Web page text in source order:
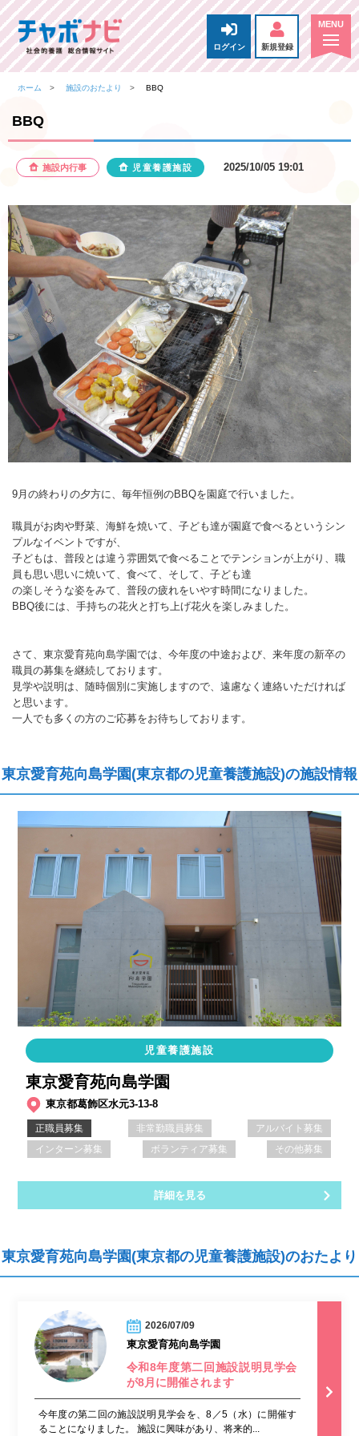
ログイン 新規登録
ホーム 施設のおたより BBQ
BBQ
施設内行事 児童養護施設 2025/10/05 19:01
9月の終わりの夕方に、毎年恒例のBBQを園庭で行いました。
職員がお肉や野菜、海鮮を焼いて、子ども達が園庭で食べるというシン
プルなイベントですが、
子どもは、普段とは違う雰囲気で食べることでテンションが上がり、職
員も思い思いに焼いて、食べて、そして、子ども達
の楽しそうな姿をみて、普段の疲れをいやす時間になりました。
BBQ後には、手持ちの花火と打ち上げ花火を楽しみました。
さて、東京愛育苑向島学園では、今年度の中途および、来年度の新卒の
職員の募集を継続しております。
見学や説明は、随時個別に実施しますので、遠慮なく連絡いただければ
と思います。
一人でも多くの方のご応募をお待ちしております。
東京愛育苑向島学園(東京都の児童養護施設)の施設情報
児童養護施設
東京愛育苑向島学園
東京都葛飾区水元3-13-8
正職員募集 非常勤職員募集
アルバイト募集
インターン募集
ボランティア募集 その他募集
詳細を見る
東京愛育苑向島学園(東京都の児童養護施設)のおたより
2026/07/09
東京愛育苑向島学園
令和8年度第二回施設説明見学会
が8月に開催されます
今年度の第二回の施設説明見学会を、8／5（水）に開催す
ることになりました。 施設に興味があり、将来的...